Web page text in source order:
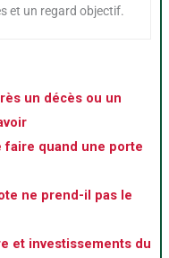
et un regard objectif.